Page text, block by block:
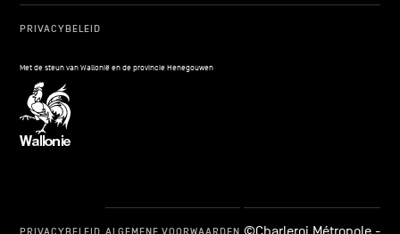
PRIVACYBELEID
Met de steun van Wallonië en de provincie Henegouwen
PRIVACYBELEID ALGEMENE VOORWAARDEN